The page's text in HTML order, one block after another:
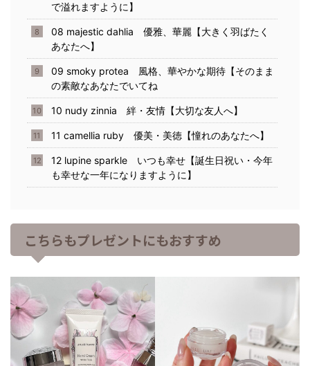
で溢れますように】
08 majestic dahlia 優雅、華麗【大きく羽ばたく
あなたへ】
09 smoky protea 風格、華やかな期待【そのまま
の素敵なあなたでいてね
10 nudy zinnia 絆・友情【大切な友人へ】
11 camellia ruby 優美・美徳【憧れのあなたへ】
12 lupine sparkle いつも幸せ【誕生日祝い・今年
も幸せな一年になりますように】
こちらもプレゼントにもおすすめ